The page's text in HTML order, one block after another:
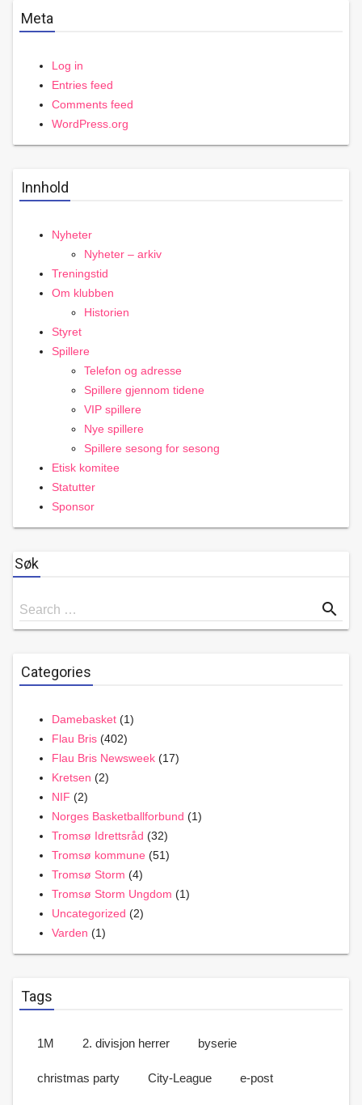
Meta
Log in
Entries feed
Comments feed
WordPress.org
Innhold
Nyheter
Nyheter – arkiv
Treningstid
Om klubben
Historien
Styret
Spillere
Telefon og adresse
Spillere gjennom tidene
VIP spillere
Nye spillere
Spillere sesong for sesong
Etisk komitee
Statutter
Sponsor
Søk
Search
for
Search … search
Categories
Damebasket (1)
Flau Bris (402)
Flau Bris Newsweek (17)
Kretsen (2)
NIF (2)
Norges Basketballforbund (1)
Tromsø Idrettsråd (32)
Tromsø kommune (51)
Tromsø Storm (4)
Tromsø Storm Ungdom (1)
Uncategorized (2)
Varden (1)
Tags
1M 2. divisjon herrer byserie
christmas party City-League e-post